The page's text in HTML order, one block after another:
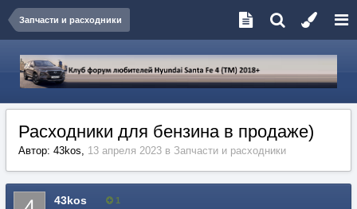
Запчасти и расходники
Расходники для бензина в продаже)
Автор: 43kos, 13 апреля 2023 в Запчасти и расходники
43kos 1